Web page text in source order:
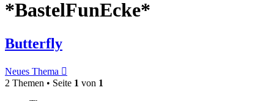
*BastelFunEcke*
Butterfly
Neues Thema
2 Themen • Seite 1 von 1